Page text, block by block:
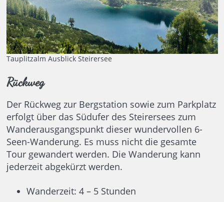
Tauplitzalm Ausblick Steirersee
Rückweg
Der Rückweg zur Bergstation sowie zum Parkplatz
erfolgt über das Südufer des Steirersees zum
Wanderausgangspunkt dieser wundervollen 6-
Seen-Wanderung. Es muss nicht die gesamte
Tour gewandert werden. Die Wanderung kann
jederzeit abgekürzt werden.
Wanderzeit: 4 – 5 Stunden